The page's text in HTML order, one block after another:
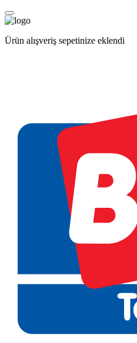
Ürün alışveriş sepetinize eklendi